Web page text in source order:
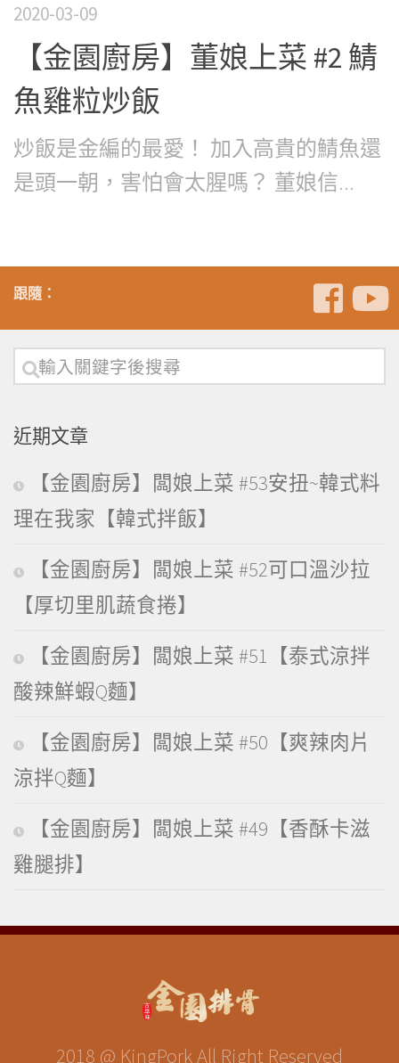
2020-03-09
【金園廚房】董娘上菜 #2 鯖
魚雞粒炒飯
炒飯是金編的最愛！ 加入高貴的鯖魚還
是頭一朝，害怕會太腥嗎？ 董娘信...
跟隨：
近期文章
【金園廚房】闆娘上菜 #53安扭~韓式料
理在我家【韓式拌飯】
【金園廚房】闆娘上菜 #52可口溫沙拉
【厚切里肌蔬食捲】
【金園廚房】闆娘上菜 #51【泰式涼拌
酸辣鮮蝦Q麵】
【金園廚房】闆娘上菜 #50【爽辣肉片
涼拌Q麵】
【金園廚房】闆娘上菜 #49【香酥卡滋
雞腿排】
2018 @ KingPork All Right Reserved